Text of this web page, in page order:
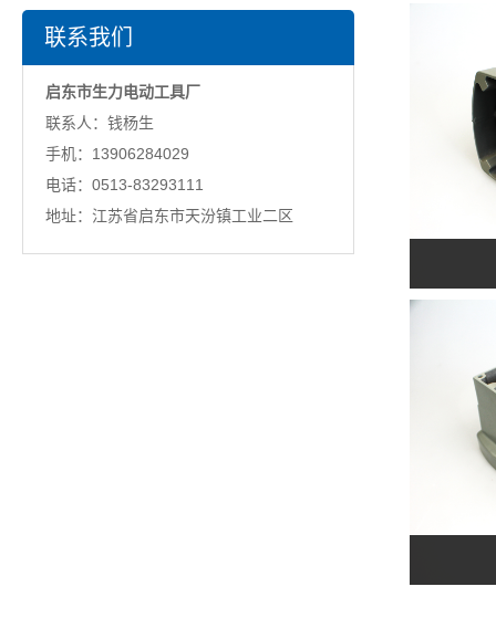
联系我们
启东市生力电动工具厂
联系人：钱杨生
手机：13906284029
电话：0513-83293111
地址：江苏省启东市天汾镇工业二区